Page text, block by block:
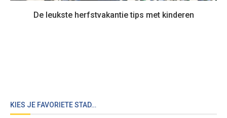
De leukste herfstvakantie tips met kinderen
KIES JE FAVORIETE STAD…